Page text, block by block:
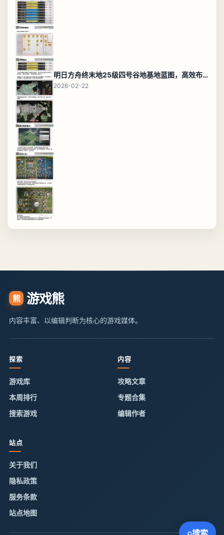
明日方舟终末地25级四号谷地基地蓝图，高效布局规划
2026-02-22
熊 游戏熊
内容丰富、以编辑判断为核心的游戏媒体。
探索
游戏库
本周排行
搜索游戏
内容
攻略文章
专题合集
编辑作者
站点
关于我们
隐私政策
服务条款
站点地图
⌕搜索